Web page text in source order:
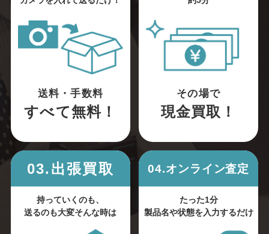
送料・手数料
すべて無料！
その場で
現金買取！
03.出張買取
持っていくのも、
送るのも大変そんな時は
04.オンライン査定
たった1分
製品名や状態を入力するだけ